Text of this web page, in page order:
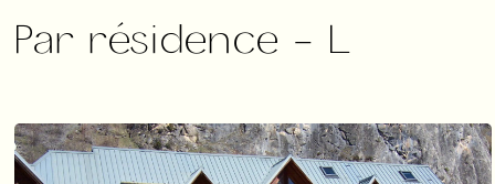
Par résidence - L